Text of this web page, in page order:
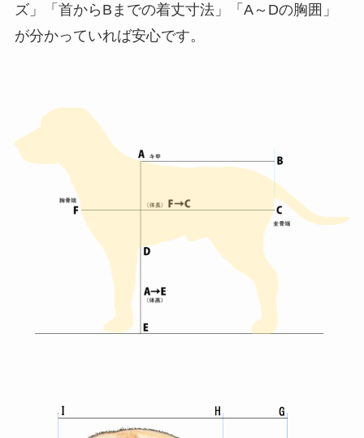
ズ」「首からBまでの着丈寸法」「A～Dの胸囲」
が分かっていれば安心です。